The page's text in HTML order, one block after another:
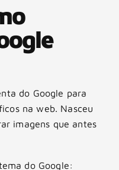
do Google para
na web. Nasceu
imagens que antes
do Google: